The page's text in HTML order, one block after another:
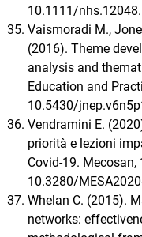
10.1111/nhs.12048.
Vaismoradi M.,
(2016). Theme
analysis and
Education and
10.5430/
Vendramini E.
priorità e lezioni
Covid-19. Mecosan,
10.3280/
Whelan C. (2015).
networks: